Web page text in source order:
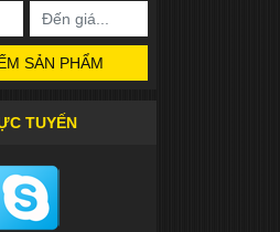
SẢN PHẨM
TUYẾN